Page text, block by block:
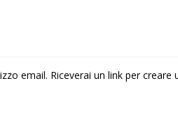
email. Riceverai un link per creare